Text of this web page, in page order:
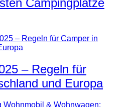
Campingplätze
– Regeln für
und Europa